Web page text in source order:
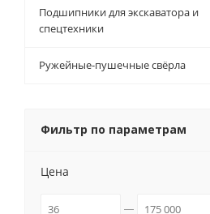
Подшипники для экскаватора и
спецтехники
Ружейные-пушечные свёрла
Фильтр по параметрам
Цена